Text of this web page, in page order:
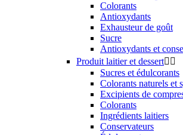
Colorants
Antioxydants
Exhausteur de goût
Sucre
Antioxydants et
Produit laitier et dessert 
Sucres et édulcorants
Colorants naturels et
Excipients de
Colorants
Ingrédients laitiers
Conservateurs